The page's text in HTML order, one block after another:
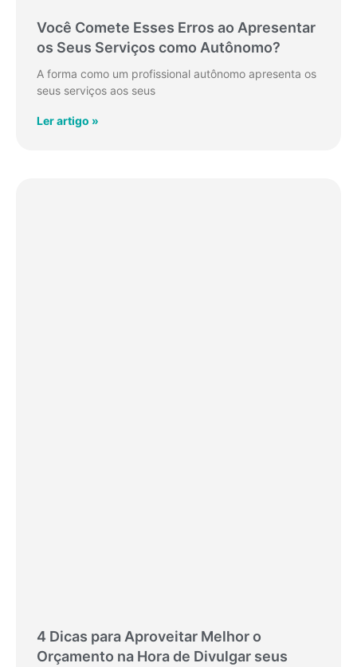
Você Comete Esses Erros ao Apresentar
os Seus Serviços como Autônomo?
A forma como um profissional autônomo apresenta os
seus serviços aos seus
Ler artigo »
4 Dicas para Aproveitar Melhor o
Orçamento na Hora de Divulgar seus